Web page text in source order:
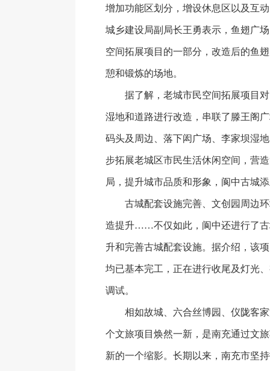
增加功能区划分，增设休息区以及互
城乡建设局副局长王勇表示，鱼翅广
空间拓展项目的一部分，改造后的鱼
憩和锻炼的场地。
据了解，老城市民空间拓展项目对
湿地和道路进行改造，串联了滕王阁
码头及周边、落下闳广场、李家坝湿
步拓展老城区市民生活休闲空间，营
局，提升城市品质和形象，阆中古城
古城配套设施完善、文创园周边环
造提升……不仅如此，阆中还进行了
升和完善古城配套设施。据介绍，该
均已基本完工，正在进行收尾及灯光
调试。
相如故城、六合丝博园、仪陇客
个文旅项目焕然一新，是南充通过文
新的一个缩影。长期以来，南充市坚